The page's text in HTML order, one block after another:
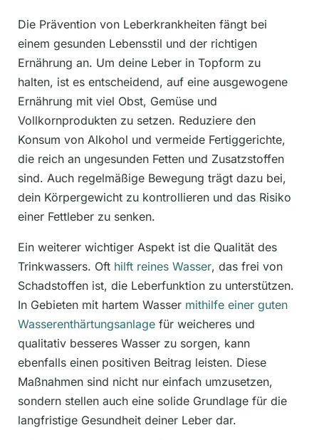
Die Prävention von Leberkrankheiten fängt bei
einem gesunden Lebensstil und der richtigen
Ernährung an. Um deine Leber in Topform zu
halten, ist es entscheidend, auf eine ausgewogene
Ernährung mit viel Obst, Gemüse und
Vollkornprodukten zu setzen. Reduziere den
Konsum von Alkohol und vermeide Fertiggerichte,
die reich an ungesunden Fetten und Zusatzstoffen
sind. Auch regelmäßige Bewegung trägt dazu bei,
dein Körpergewicht zu kontrollieren und das Risiko
einer Fettleber zu senken.
Ein weiterer wichtiger Aspekt ist die Qualität des
Trinkwassers. Oft hilft reines Wasser, das frei von
Schadstoffen ist, die Leberfunktion zu unterstützen.
In Gebieten mit hartem Wasser mithilfe einer guten
Wasserenthärtungsanlage für weicheres und
qualitativ besseres Wasser zu sorgen, kann
ebenfalls einen positiven Beitrag leisten. Diese
Maßnahmen sind nicht nur einfach umzusetzen,
sondern stellen auch eine solide Grundlage für die
langfristige Gesundheit deiner Leber dar.